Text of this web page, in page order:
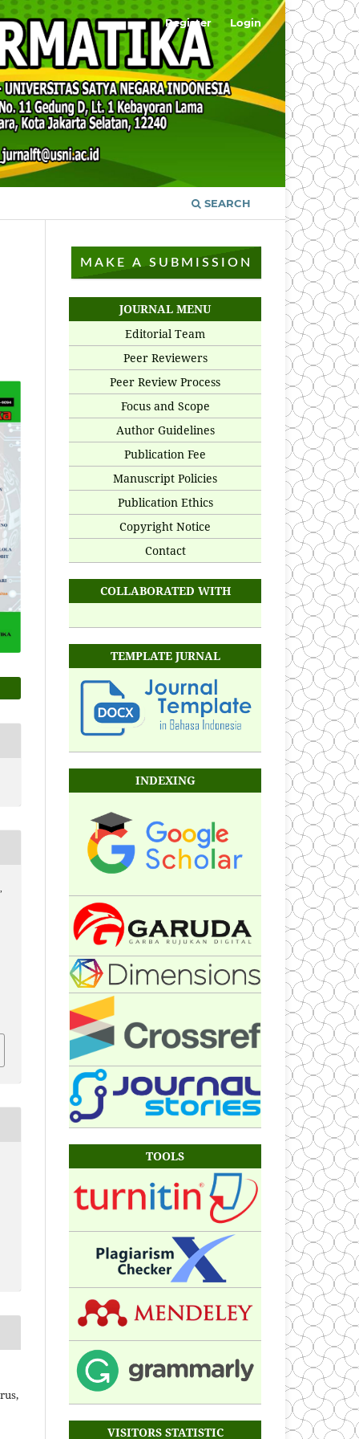
SEARCH
Register Login
MAKE A SUBMISSION
JOURNAL MENU
Editorial Team
Peer Reviewers
Peer Review Process
Focus and Scope
Author Guidelines
Publication Fee
Manuscript Policies
Publication Ethics
Copyright Notice
Contact
COLLABORATED WITH
TEMPLATE JURNAL
INDEXING
TOOLS
VISITORS STATISTIC